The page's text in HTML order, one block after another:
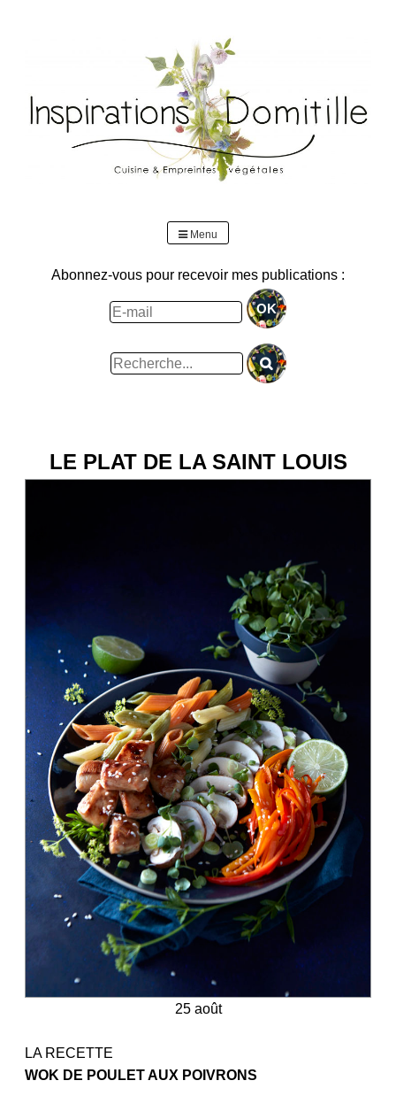
Skip
to
content
Menu
Abonnez-vous pour recevoir mes publications :
Rechercher
:
LE PLAT DE LA SAINT LOUIS
25 août
LA RECETTE
WOK DE POULET AUX POIVRONS